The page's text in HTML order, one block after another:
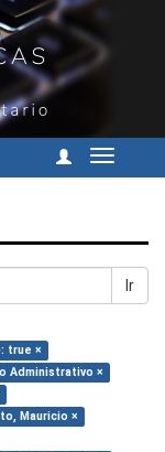
Cambiar
Ir
true ×
Administrativo ×
Mauricio ×